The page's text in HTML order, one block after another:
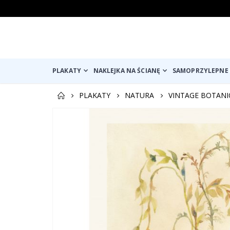
PLAKATY NAKLEJKA NA ŚCIANĘ
PLAKATY NATURA
VINTAGE